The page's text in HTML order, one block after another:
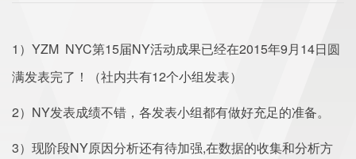
1）YZM NYC第15届NY活动成果已经在2015年9月14日圆
满发表完了！（社内共有12个小组发表）
2）NY发表成绩不错，各发表小组都有做好充足的准备。
3）现阶段NY原因分析还有待加强,在数据的收集和分析方